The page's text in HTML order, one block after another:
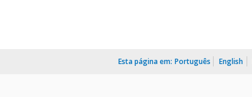
Esta página em: Português English